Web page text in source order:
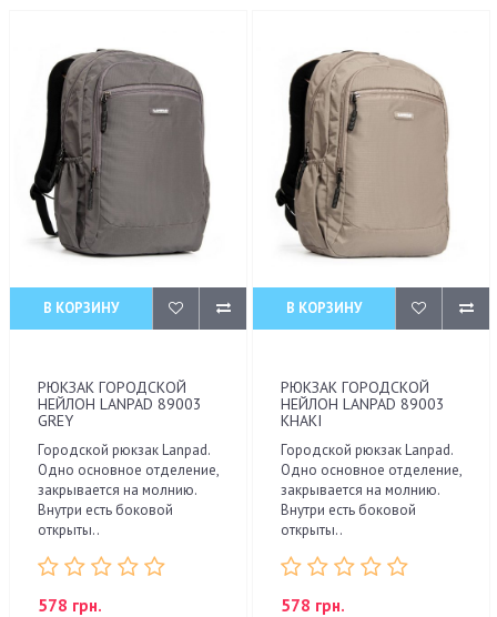
В КОРЗИНУ
РЮКЗАК ГОРОДСКОЙ
НЕЙЛОН LANPAD 89003
GREY
Городской рюкзак Lanpad.
Одно основное отделение,
закрывается на молнию.
Внутри есть боковой
открыты..
578 грн.
В КОРЗИНУ
РЮКЗАК ГОРОДСКОЙ
НЕЙЛОН LANPAD 89003
KHAKI
Городской рюкзак Lanpad.
Одно основное отделение,
закрывается на молнию.
Внутри есть боковой
открыты..
578 грн.